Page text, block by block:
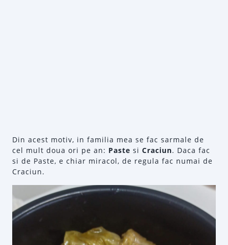
Din acest motiv, in familia mea se fac sarmale de
cel mult doua ori pe an: Paste si Craciun. Daca fac
si de Paste, e chiar miracol, de regula fac numai de
Craciun.